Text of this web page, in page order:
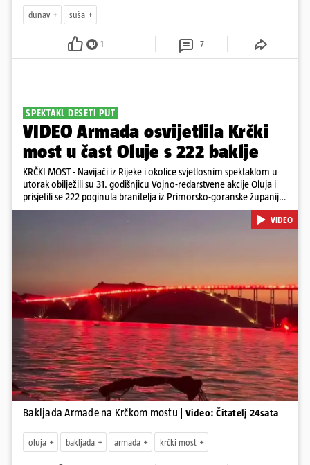
dunav suša
1 7
SPEKTAKL DESETI PUT
VIDEO Armada osvijetlila Krčki
most u čast Oluje s 222 baklje
KRČKI MOST - Navijači iz Rijeke i okolice svjetlosnim spektaklom u
utorak obilježili su 31. godišnjicu Vojno-redarstvene akcije Oluja i
prisjetili se 222 poginula branitelja iz Primorsko-goranske županije.
Bakljadu su priredili desetu godinu zaredom, a gledali su je s kopna
Pokretanje videa...
VIDEO
Bakljada Armade na Krčkom mostu | Video: Čitatelj 24sata
oluja bakljada armada krčki most